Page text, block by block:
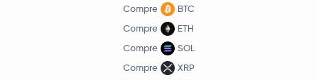
Compre
BTC
Compre
ETH
Compre
SOL
Compre
XRP